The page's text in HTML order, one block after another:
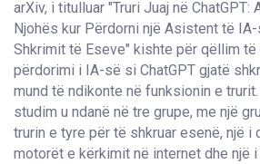
arXiv, i titulluar "Truri Juaj në ChatGPT:
Njohës kur Përdorni një Asistent të
Shkrimit të Eseve" kishte për qëllim
përdorimi i IA-së si ChatGPT gjatë
mund të ndikonte në funksionin e
studim u ndanë në tre grupe, me një
trurin e tyre për të shkruar esenë, një i
motorët e kërkimit në internet dhe një